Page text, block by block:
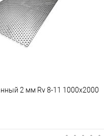
2 мм Rv 8-11 1000х2000